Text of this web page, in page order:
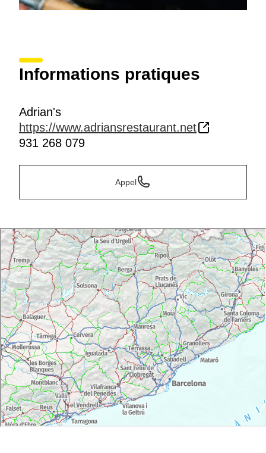
Informations pratiques
Adrian's
https://www.adriansrestaurant.net
931 268 079
Appel